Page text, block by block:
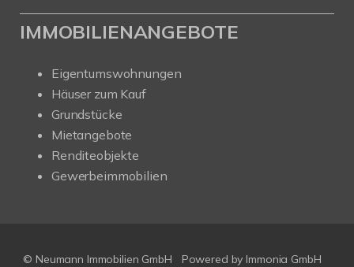
IMMOBILIENANGEBOTE
Eigentumswohnungen
Häuser zum Kauf
Grundstücke
Mietangebote
Renditeobjekte
Gewerbeimmobilien
© Neumann Immobilien GmbH Powered by Immonia GmbH